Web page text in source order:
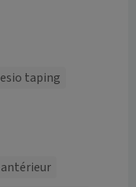
taping